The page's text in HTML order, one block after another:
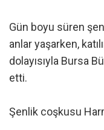
Gün boyu süren
anlar yaşarken,
dolayısıyla Bursa
etti.
Şenlik coşkusu